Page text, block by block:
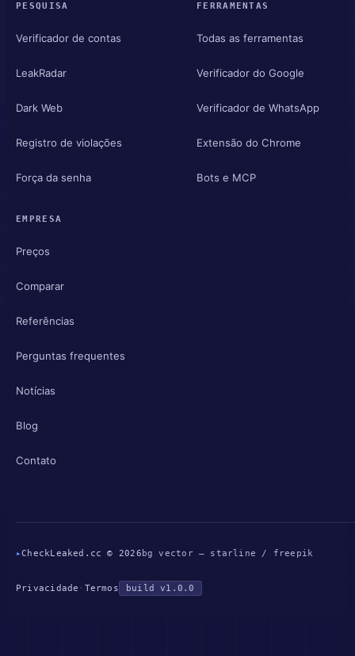
PESQUISA
Verificador de contas
LeakRadar
Dark Web
Registro de violações
Força da senha
FERRAMENTAS
Todas as ferramentas
Verificador do Google
Verificador de WhatsApp
Extensão do Chrome
Bots e MCP
EMPRESA
Preços
Comparar
Referências
Perguntas frequentes
Notícias
Blog
Contato
▸CheckLeaked.cc © 2026 bg vector — starline / freepik
Privacidade · Termos build v1.0.0